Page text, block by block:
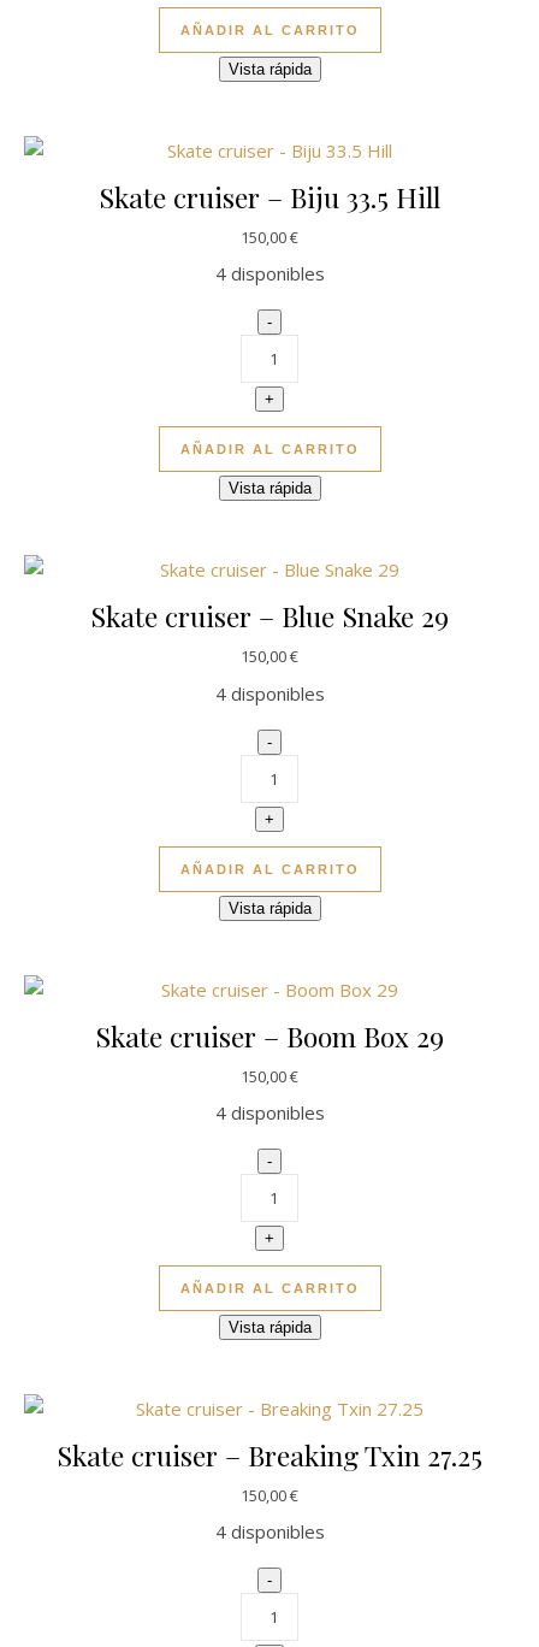
AÑADIR AL CARRITO
Vista rápida
Skate cruiser – Biju 33.5 Hill
150,00€
4 disponibles
Skate cruiser - Biju 33.5 Hill
-
+
AÑADIR AL CARRITO
Vista rápida
Skate cruiser – Blue Snake 29
150,00€
4 disponibles
Skate cruiser - Blue Snake 29
-
+
AÑADIR AL CARRITO
Vista rápida
Skate cruiser – Boom Box 29
150,00€
4 disponibles
Skate cruiser - Boom Box 29
-
+
AÑADIR AL CARRITO
Vista rápida
Skate cruiser – Breaking Txin 27.25
150,00€
4 disponibles
Skate cruiser - Breaking Txin
-